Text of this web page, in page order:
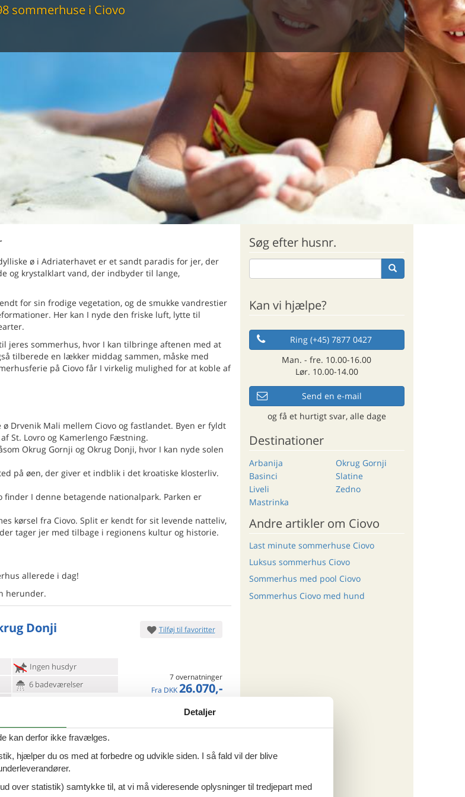
sommerhuse i Ciovo
ø i Adriaterhavet er et sandt paradis for jer, der
og krystalklart vand, der indbyder til lange,
for sin frodige vegetation, og de smukke vandrestier
Her kan I nyde den friske luft, lytte til
jeres sommerhus, hvor I kan tilbringe aftenen med at
tilberede en lækker middag sammen, måske med
på Ciovo får I virkelig mulighed for at koble af
Drvenik Mali mellem Ciovo og fastlandet. Byen er fyldt
St. Lovro og Kamerlengo Fæstning.
Okrug Gornji og Okrug Donji, hvor I kan nyde solen
på øen, der giver et indblik i det kroatiske klosterliv.
finder I denne betagende nationalpark. Parken er
kørsel fra Ciovo. Split er kendt for sit levende natteliv,
tager jer med tilbage i regionens kultur og historie.
allerede i dag!
herunder.
Donji
Ingen husdyr
6 badeværelser
Tilføj til favoritter
7 overnatninger
Fra DKK 26.070,-
Mere info
- 21224 -
Søg efter husnr.
Kan vi hjælpe?
Ring (+45) 7877 0427
Man. - fre. 10.00-16.00
Lør. 10.00-14.00
Send en e-mail
og få et hurtigt svar, alle dage
Destinationer
Arbanija
Basinci
Liveli
Mastrinka
Okrug Gornji
Slatine
Zedno
Andre artikler om Ciovo
Last minute sommerhuse Ciovo
Luksus sommerhus Ciovo
Sommerhus med pool Ciovo
Sommerhus Ciovo med hund
Detaljer
kan derfor ikke fravælges.
hjælper du os med at forbedre og udvikle siden. I så fald vil der blive
over statistik) samtykke til, at vi må videresende oplysninger til tredjepart med